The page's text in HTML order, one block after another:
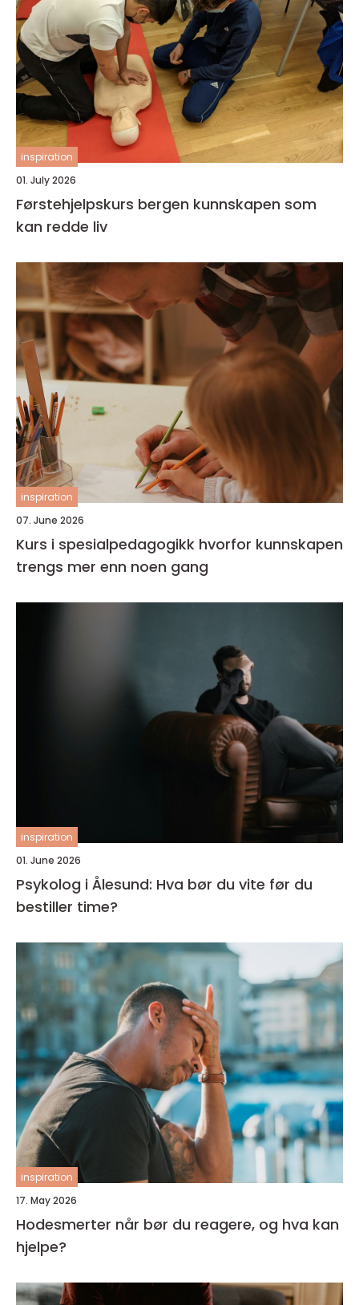
inspiration
01. July 2026
Førstehjelpskurs bergen kunnskapen som
kan redde liv
inspiration
07. June 2026
Kurs i spesialpedagogikk hvorfor kunnskapen
trengs mer enn noen gang
inspiration
01. June 2026
Psykolog i Ålesund: Hva bør du vite før du
bestiller time?
inspiration
17. May 2026
Hodesmerter når bør du reagere, og hva kan
hjelpe?